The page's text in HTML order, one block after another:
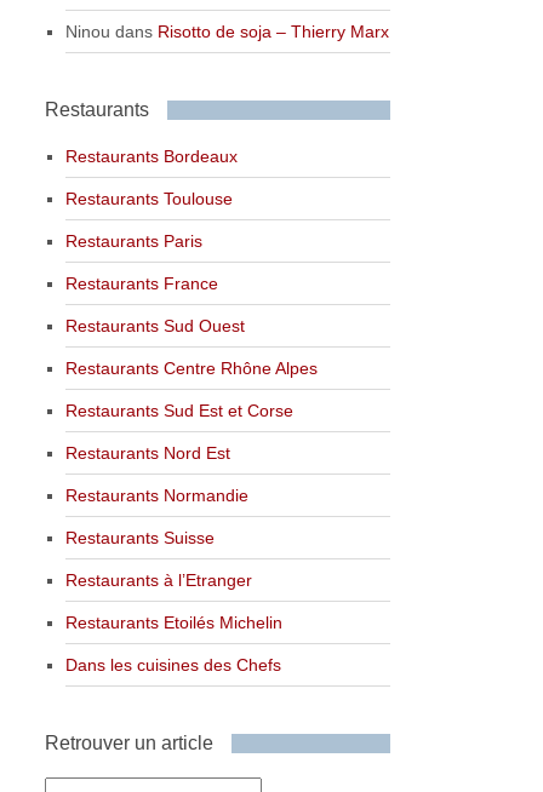
Ninou dans Risotto de soja – Thierry Marx
Restaurants
Restaurants Bordeaux
Restaurants Toulouse
Restaurants Paris
Restaurants France
Restaurants Sud Ouest
Restaurants Centre Rhône Alpes
Restaurants Sud Est et Corse
Restaurants Nord Est
Restaurants Normandie
Restaurants Suisse
Restaurants à l’Etranger
Restaurants Etoilés Michelin
Dans les cuisines des Chefs
Retrouver un article